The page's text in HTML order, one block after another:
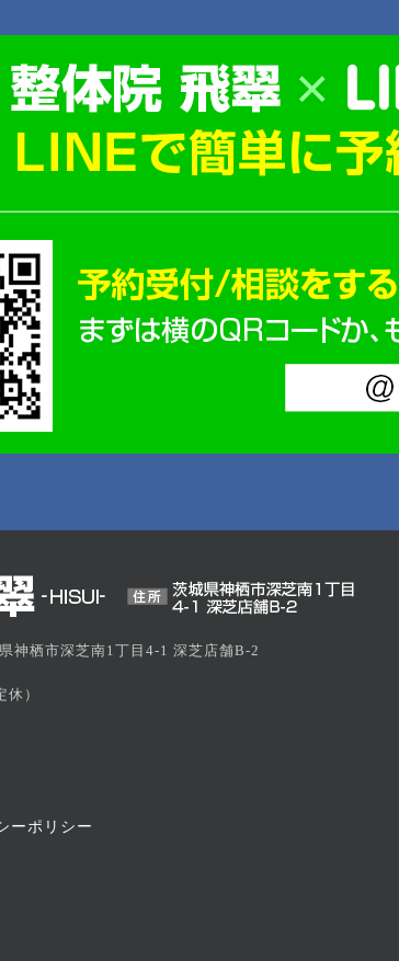
神栖市深芝南1丁目4-1 深芝店舗B-2
）
ーポリシー